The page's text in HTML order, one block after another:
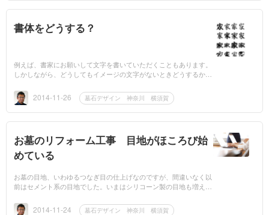
書体をどうする？
例えば、書家にお願いして文字を書いていただくこともあります。
しかしながら、どうしてもイメージの文字がないときどうするか？
でいた...2014-11-26 墓石デザイン 神奈川 横須賀
お墓のリフォーム工事 目地がほころび始
めている
お墓の目地、いわゆるつなぎ目の仕上げなのですが、間違いなく以
前はセメント系の目地でした。いまはシリコーン製の目地も増えて
たず... 2014-11-24 墓石デザイン 神奈川 横須賀